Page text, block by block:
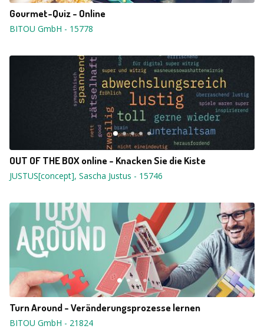
Gourmet-Quiz - Online
BITOU GmbH - 15778
OUT OF THE BOX online - Knacken Sie die Kiste
JUSTUS[concept], Sascha Justus - 15746
Turn Around - Veränderungsprozesse lernen
BITOU GmbH - 21824